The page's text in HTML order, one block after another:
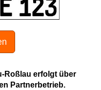
Roßlau erfolgt über
Partnerbetrieb.